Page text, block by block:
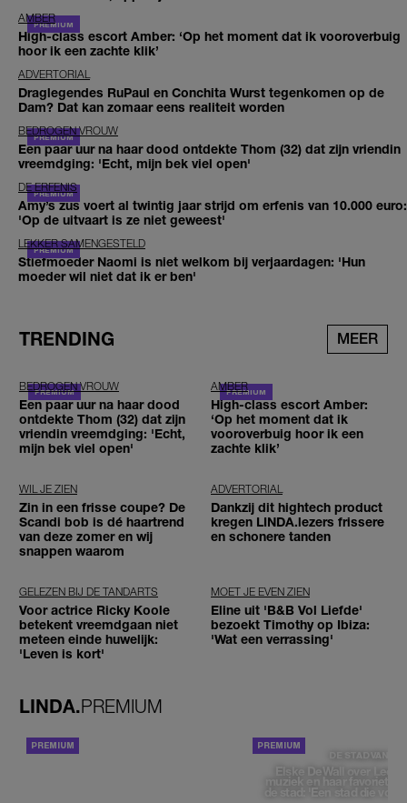
AMBER
High-class escort Amber: ‘Op het moment dat ik vooroverbuig
hoor ik een zachte klik’
ADVERTORIAL
Draglegendes RuPaul en Conchita Wurst tegenkomen op de
Dam? Dat kan zomaar eens realiteit worden
BEDROGEN VROUW
Een paar uur na haar dood ontdekte Thom (32) dat zijn vriendin
vreemdging: 'Echt, mijn bek viel open'
DE ERFENIS
Amy’s zus voert al twintig jaar strijd om erfenis van 10.000 euro:
'Op de uitvaart is ze niet geweest'
LEKKER SAMENGESTELD
Stiefmoeder Naomi is niet welkom bij verjaardagen: 'Hun
moeder wil niet dat ik er ben'
TRENDING MEER
BEDROGEN VROUW
Een paar uur na haar dood
ontdekte Thom (32) dat zijn
vriendin vreemdging: 'Echt,
mijn bek viel open'
AMBER
High-class escort Amber:
‘Op het moment dat ik
vooroverbuig hoor ik een
zachte klik’
WIL JE ZIEN
Zin in een frisse coupe? De
Scandi bob is dé haartrend
van deze zomer en wij
snappen waarom
ADVERTORIAL
Dankzij dit hightech product
kregen LINDA.lezers frissere
en schonere tanden
GELEZEN BIJ DE TANDARTS
Voor actrice Ricky Koole
betekent vreemdgaan niet
meteen einde huwelijk:
'Leven is kort'
MOET JE EVEN ZIEN
Eline uit 'B&B Vol Liefde'
bezoekt Timothy op Ibiza:
'Wat een verrassing'
LINDA.PREMIUM
DE STAD VAN
Elske DeWall over
muziek en haar favoriete
de stad: 'Een stad die